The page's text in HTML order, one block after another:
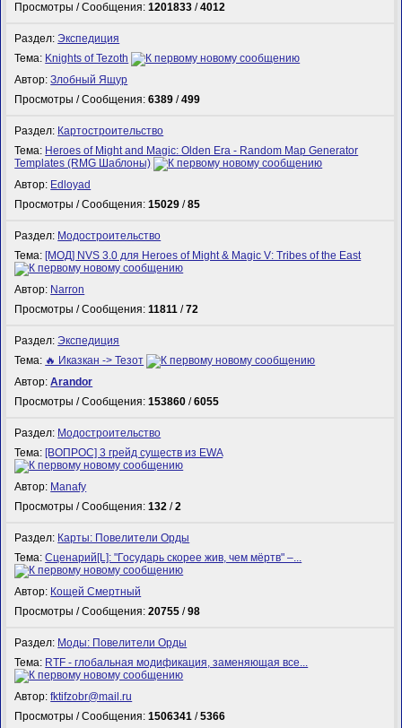
Просмотры / Сообщения:1201833 /4012
Раздел:Экспедиция
Тема: Knights of Tezoth
Автор:Злобный Ящур
Просмотры / Сообщения:6389 /499
Раздел: Картостроительство
Тема: Heroes of Might and Magic: Olden Era - Random Map Generator
Templates (RMG Шаблоны)
Автор: Edloyad
Просмотры / Сообщения:15029 /85
Раздел: Модостроительство
Тема: [МОД] NVS 3.0 для Heroes of Might & Magic V: Tribes of the East
Автор: Narron
Просмотры / Сообщения:11811 /72
Раздел:Экспедиция
Тема: 🔥 Иказкан -> Тезот
Автор:Arandor
Просмотры / Сообщения:153860 /6055
Раздел: Модостроительство
Тема: [ВОПРОС] 3 грейд существ из EWA
Автор: Manafy
Просмотры / Сообщения:132 /2
Раздел: Карты: Повелители Орды
Тема:Сценарий[L]: "Государь скорее жив, чем мёртв" –...
Автор: Кощей Смертный
Просмотры / Сообщения:20755 /98
Раздел: Моды: Повелители Орды
Тема: RTF - глобальная модификация, заменяющая все...
Автор:fktifzobr@mail.ru
Просмотры / Сообщения:1506341 /5366